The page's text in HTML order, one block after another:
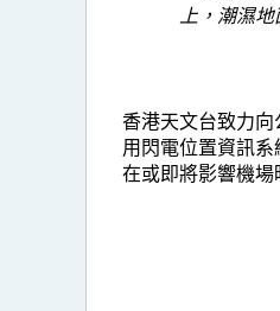
上，潮濕
香港天文台致力向
用閃電位置資訊
在或即將影響機場